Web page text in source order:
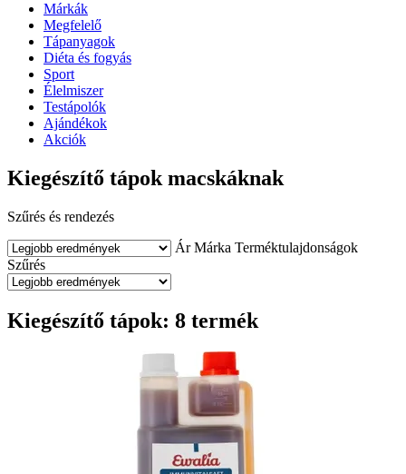
Márkák
Megfelelő
Tápanyagok
Diéta és fogyás
Sport
Élelmiszer
Testápolók
Ajándékok
Akciók
Kiegészítő tápok macskáknak
Szűrés és rendezés
Ár Márka Terméktulajdonságok
Szűrés
Kiegészítő tápok: 8 termék